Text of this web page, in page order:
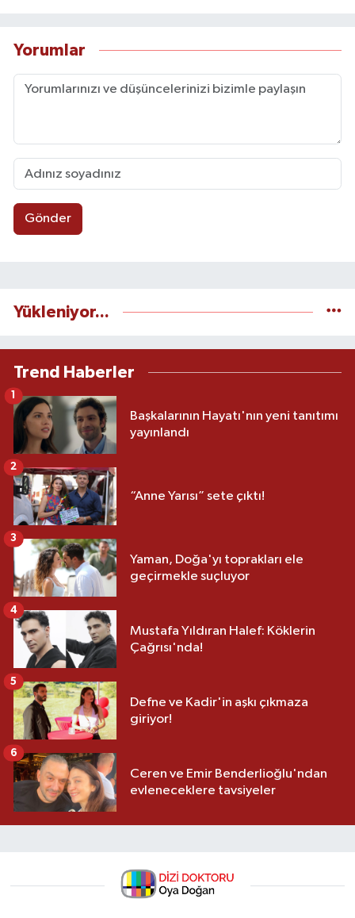
Yorumlar
Gönder
Yükleniyor...
Trend Haberler
Başkalarının Hayatı'nın yeni tanıtımı
yayınlandı
1
“Anne Yarısı” sete çıktı!
2
Yaman, Doğa'yı toprakları ele
geçirmekle suçluyor
3
Mustafa Yıldıran Halef: Köklerin
Çağrısı'nda!
4
Defne ve Kadir'in aşkı çıkmaza
giriyor!
5
Ceren ve Emir Benderlioğlu'ndan
evleneceklere tavsiyeler
6